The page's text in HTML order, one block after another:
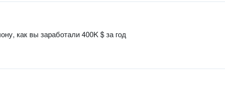
как вы заработали 400K $ за год